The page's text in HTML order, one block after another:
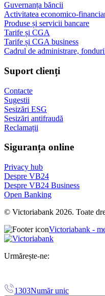
Guvernanța băncii
Activitatea economico-
Produse și servicii bancare
Tarife și CGA
Tarife și CGA business
Cadrul de administrare,
Suport clienți
Contacte
Sugestii
Sesizări ESG
Sesizări antifraudă
Reclamații
Siguranța online
Privacy hub
Despre VB24
Despre VB24 Business
Open Banking
© Victoriabank 2026. Toate
Victoriabank -
Urmărește-ne:
1303Număr unic